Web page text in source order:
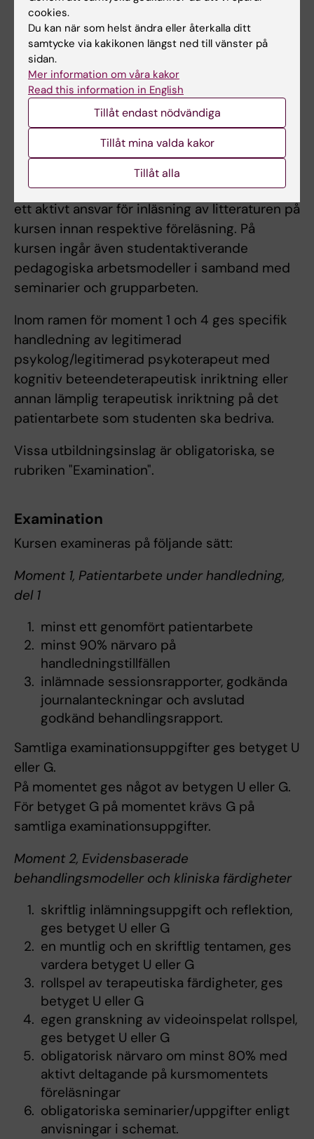
Moment 4, Patientarbete under handledning 2,
6 hp
För information, se momentet Patientarbete
under handledning, 1.
Arbetsformer
Undervisningen sker i form av föreläsningar,
seminarier, grupparbeten, rollspelsövningar
och litteraturstudier. Studenterna förväntas ta
ett aktivt ansvar för inläsning av litteraturen på
kursen innan respektive föreläsning. På
kursen ingår även studentaktiverande
pedagogiska arbetsmodeller i samband med
seminarier och grupparbeten.
Inom ramen för moment 1 och 4 ges specifik
handledning av legitimerad
psykolog/legitimerad psykoterapeut med
kognitiv beteendeterapeutisk inriktning eller
annan lämplig terapeutisk inriktning på det
patientarbete som studenten ska bedriva.
Vissa utbildningsinslag är obligatoriska, se
rubriken "Examination".
Examination
Kursen examineras på följande sätt:
Moment 1, Patientarbete under handledning,
del 1
minst ett genomfört patientarbete
minst 90% närvaro på
handledningstillfällen
inlämnade sessionsrapporter, godkända
journalanteckningar och avslutad
godkänd behandlingsrapport.
Samtliga examinationsuppgifter ges betyget U
eller G.
På momentet ges något av betygen U eller G.
För betyget G på momentet krävs G på
samtliga examinationsuppgifter.
Moment 2, Evidensbaserade
behandlingsmodeller och kliniska färdigheter
skriftlig inlämningsuppgift och reflektion,
ges betyget U eller G
en muntlig och en skriftlig tentamen, ges
vardera betyget U eller G
rollspel av terapeutiska färdigheter, ges
betyget U eller G
egen granskning av videoinspelat rollspel,
ges betyget U eller G
obligatorisk närvaro om minst 80% med
aktivt deltagande på kursmomentets
föreläsningar
obligatoriska seminarier/uppgifter enligt
anvisningar i schemat.
cookies.
Du kan när som helst ändra eller återkalla ditt
samtycke via kakikonen längst ned till vänster på
sidan.
Mer information om våra kakor
Read this information in English
Tillåt endast nödvändiga
Tillåt mina valda kakor
Tillåt alla